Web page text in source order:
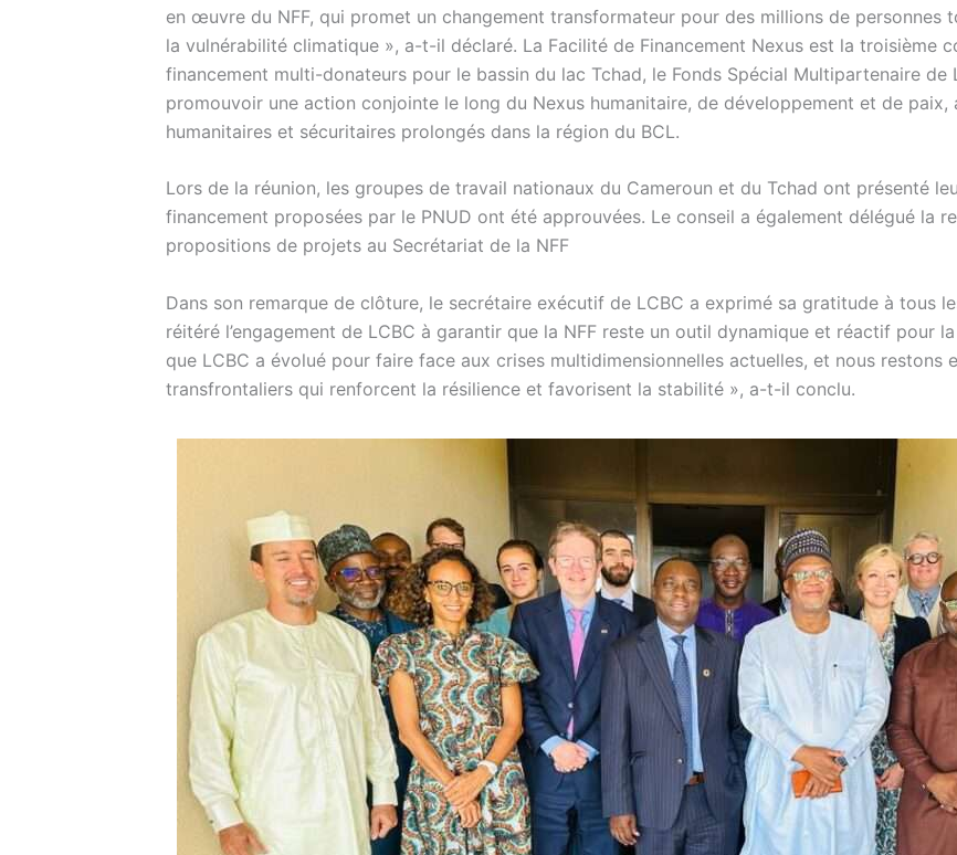
en œuvre du NFF, qui promet un changement transformateur pour des millions de personnes
la vulnérabilité climatique », a-t-il déclaré. La Facilité de Financement Nexus est la troisième
financement multi-donateurs pour le bassin du lac Tchad, le Fonds Spécial Multipartenaire de
promouvoir une action conjointe le long du Nexus humanitaire, de développement et de
humanitaires et sécuritaires prolongés dans la région du BCL.
Lors de la réunion, les groupes de travail nationaux du Cameroun et du Tchad ont présenté
financement proposées par le PNUD ont été approuvées. Le conseil a également délégué la
propositions de projets au Secrétariat de la NFF
Dans son remarque de clôture, le secrétaire exécutif de LCBC a exprimé sa gratitude à tous
réitéré l’engagement de LCBC à garantir que la NFF reste un outil dynamique et réactif pour
que LCBC a évolué pour faire face aux crises multidimensionnelles actuelles, et nous
transfrontaliers qui renforcent la résilience et favorisent la stabilité », a-t-il conclu.